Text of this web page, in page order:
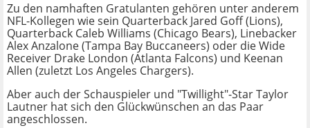
Zu den namhaften Gratulanten gehören unter anderem
NFL-Kollegen wie sein Quarterback Jared Goff (Lions),
Quarterback Caleb Williams (Chicago Bears), Linebacker
Alex Anzalone (Tampa Bay Buccaneers) oder die Wide
Receiver Drake London (Atlanta Falcons) und Keenan
Allen (zuletzt Los Angeles Chargers).
Aber auch der Schauspieler und "Twillight"-Star Taylor
Lautner hat sich den Glückwünschen an das Paar
angeschlossen.